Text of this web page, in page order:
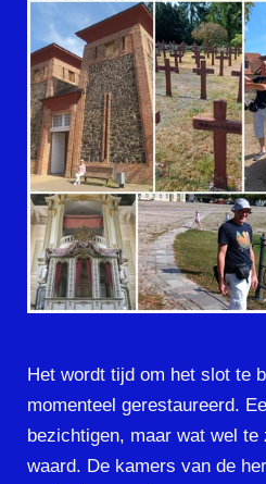
Het wordt tijd om het slot te
momenteel gerestaureerd.
bezichtigen, maar wat wel
waard. De kamers van de